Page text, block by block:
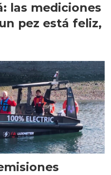
las mediciones
pez está feliz,